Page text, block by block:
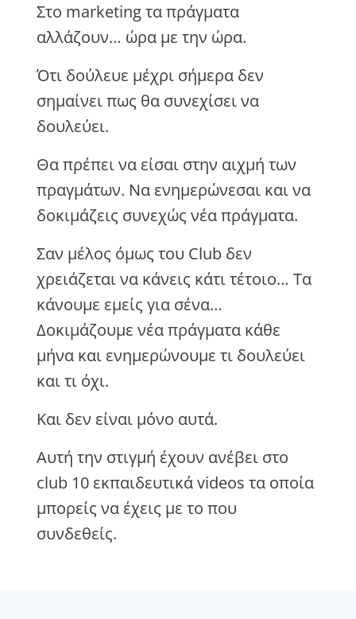
Στο marketing τα πράγματα
αλλάζουν… ώρα με την ώρα.
Ότι δούλευε μέχρι σήμερα δεν
σημαίνει πως θα συνεχίσει να
δουλεύει.
Θα πρέπει να είσαι στην αιχμή των
πραγμάτων. Να ενημερώνεσαι και να
δοκιμάζεις συνεχώς νέα πράγματα.
Σαν μέλος όμως του Club δεν
χρειάζεται να κάνεις κάτι τέτοιο… Τα
κάνουμε εμείς για σένα…
Δοκιμάζουμε νέα πράγματα κάθε
μήνα και ενημερώνουμε τι δουλεύει
και τι όχι.
Και δεν είναι μόνο αυτά.
Αυτή την στιγμή έχουν ανέβει στο
club 10 εκπαιδευτικά videos τα οποία
μπορείς να έχεις με το που
συνδεθείς.